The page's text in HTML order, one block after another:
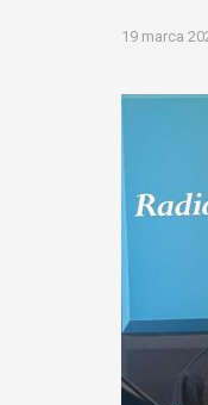
19 marca